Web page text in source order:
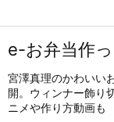
e-お弁当作
宮澤真理のかわいい
開。ウィンナー飾り
ニメや作り方動画も